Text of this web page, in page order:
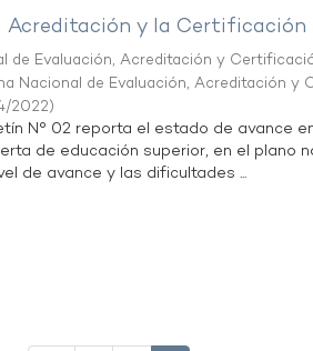
Acreditación y la Certificación
de Evaluación, Acreditación y
Nacional de Evaluación, Acreditación y
2022)
N° 02 reporta el estado de avance
de educación superior, en el plano
de avance y las dificultades ...